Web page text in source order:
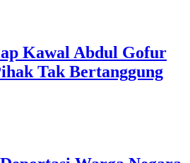
Kawal Abdul Gofur
Tak Bertanggung